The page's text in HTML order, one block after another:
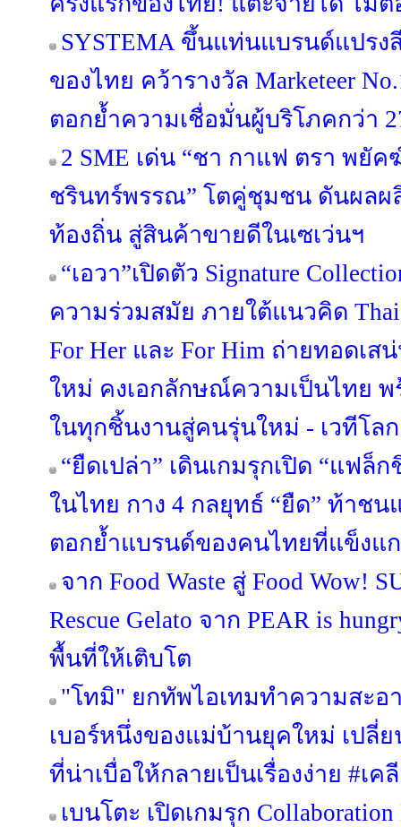
SYSTEMA ขึ้นแท่นแบรนด์แปร
ของไทย คว้ารางวัล Marketeer
ตอกย้ำความเชื่อมั่นผู้บริโภคกว่า
2 SME เด่น “ชา กาแฟ ตรา พยั
ชรินทร์พรรณ” โตคู่ชุมชน ดันผลผ
ท้องถิ่น สู่สินค้าขายดีในเซเว่นฯ
“เอวา”เปิดตัว Signature
ความร่วมสมัย ภายใต้แนวคิด Thai
For Her และ For Him ถ่ายทอดเ
ใหม่ คงเอกลักษณ์ความเป็นไทย
ในทุกชิ้นงานสู่คนรุ่นใหม่ - เวทีโลก
“ยืดเปล่า” เดินเกมรุกเปิด “แฟ
ในไทย กาง 4 กลยุทธ์ “ยืด” ท้าช
ตอกย้ำแบรนด์ของคนไทยที่แข็งแ
จาก Food Waste สู่ Food Wow!
Rescue Gelato จาก PEAR is
พื้นที่ให้เติบโต
"โทมิ" ยกทัพไอเทมทำความสะอ
เบอร์หนึ่งของแม่บ้านยุคใหม่ เปลี่
ที่น่าเบื่อให้กลายเป็นเรื่องง่าย #เ
เบนโตะ เปิดเกมรุก